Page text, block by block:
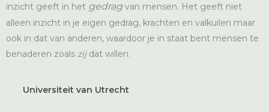
inzicht geeft in het gedragvan mensen. Het geeft niet
alleen inzicht in je eigen gedrag, krachten en valkuilen maar
ook in dat van anderen, waardoor je in staat bent mensen te
benaderen zoals zijdat willen.
Universiteit van Utrecht